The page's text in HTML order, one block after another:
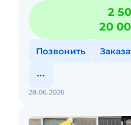
2
20
Позвонить
28.06.2026